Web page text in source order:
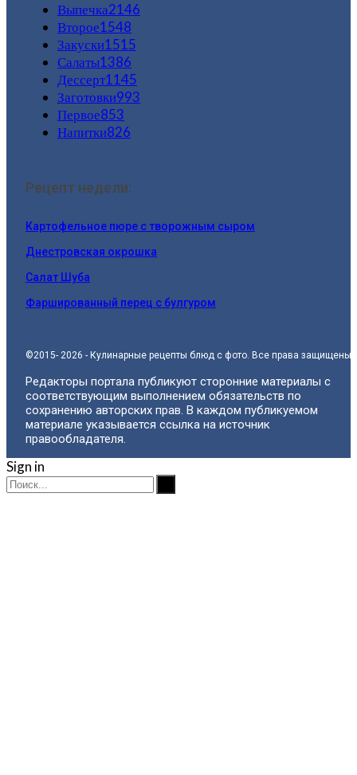
Выпечка2146
Второе1548
Закуски1515
Салаты1386
Дессерт1145
Заготовки993
Первое853
Напитки826
Рецепт недели:
Картофельное пюре с творожным сыром
Днестровская окрошка
Салат Шуба
Фаршированный перец с булгуром
©2015- 2026 - Кулинарные рецепты блюд с фото. Все права защищены.
Редакторы портала публикуют сторонние материалы с
соответствующим выполнением обязательств по
сохранению авторских прав. В каждом публикуемом
материале указывается ссылка на источник
правообладателя.
Sign in